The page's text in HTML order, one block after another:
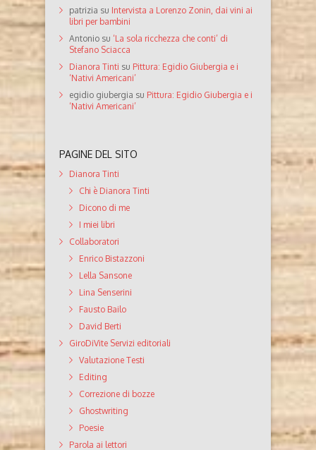
patrizia su Intervista a Lorenzo Zonin, dai vini ai
libri per bambini
Antonio su ‘La sola ricchezza che conti’ di
Stefano Sciacca
Dianora Tinti su Pittura: Egidio Giubergia e i
‘Nativi Americani’
egidio giubergia su Pittura: Egidio Giubergia e i
‘Nativi Americani’
PAGINE DEL SITO
Dianora Tinti
Chi è Dianora Tinti
Dicono di me
I miei libri
Collaboratori
Enrico Bistazzoni
Lella Sansone
Lina Senserini
Fausto Bailo
David Berti
GiroDiVite Servizi editoriali
Valutazione Testi
Editing
Correzione di bozze
Ghostwriting
Poesie
Parola ai lettori